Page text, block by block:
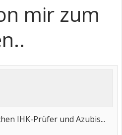
mir zum
IHK-Prüfer und Azubis...